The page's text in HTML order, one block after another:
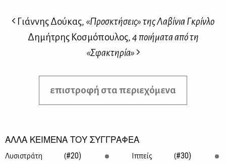
Γιάννης Δούκας, «Προσκτήσεις» της Λαβίνια Γκρίνλο
Δημήτρης Κοσμόπουλος,4 ποιήματα από τη
«Σφακτηρία»
επιστροφή στα περιεχόμενα
ΑΛΛΑ ΚΕΙΜΕΝΑ ΤΟΥ ΣΥΓΓΡΑΦΕΑ
Λυ­σι­στρά­τη (#20) Ιπ­πείς (#30)